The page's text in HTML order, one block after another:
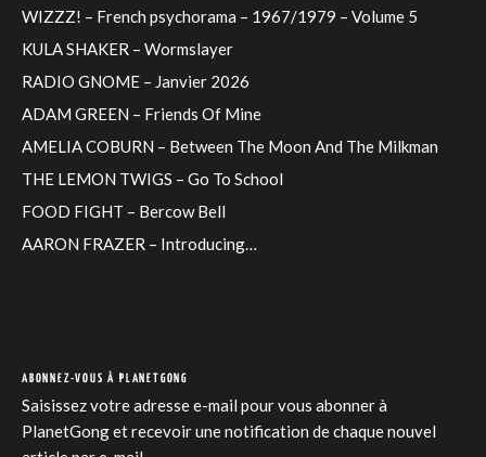
WIZZZ! – French psychorama – 1967/1979 – Volume 5
KULA SHAKER – Wormslayer
RADIO GNOME – Janvier 2026
ADAM GREEN – Friends Of Mine
AMELIA COBURN – Between The Moon And The Milkman
THE LEMON TWIGS – Go To School
FOOD FIGHT – Bercow Bell
AARON FRAZER – Introducing…
ABONNEZ-VOUS À PLANETGONG
Saisissez votre adresse e-mail pour vous abonner à
PlanetGong et recevoir une notification de chaque nouvel